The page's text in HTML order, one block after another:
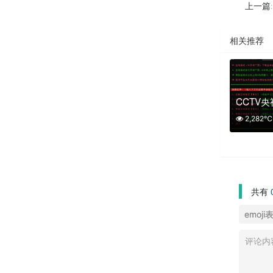
上一篇:
相关推荐
CCTV央
2,282℃
共有
emoji